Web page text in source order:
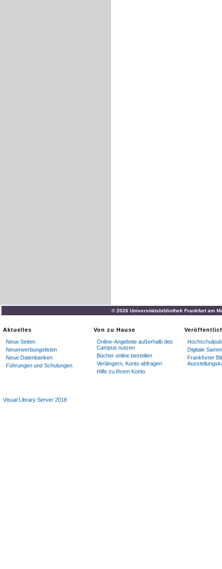
© 2026 Universitätsbibliothek Frankfurt am
Aktuelles
Neue Seiten
Neuerwerbungslisten
Neue Datenbanken
Führungen und Schulungen
Von zu Hause
Online-Angebote außerhalb des
Campus nutzen
Bücher online bestellen
Verlängern, Konto abfragen
Hilfe zu Ihrem Konto
Digitale
Frankfurter
Visual Library Server 2018